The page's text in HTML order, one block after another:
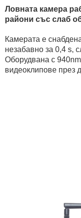
Ловната камера
райони със слаб
Камерата е
незабавно за 0,4 s,
Оборудвана с
видеоклипове през